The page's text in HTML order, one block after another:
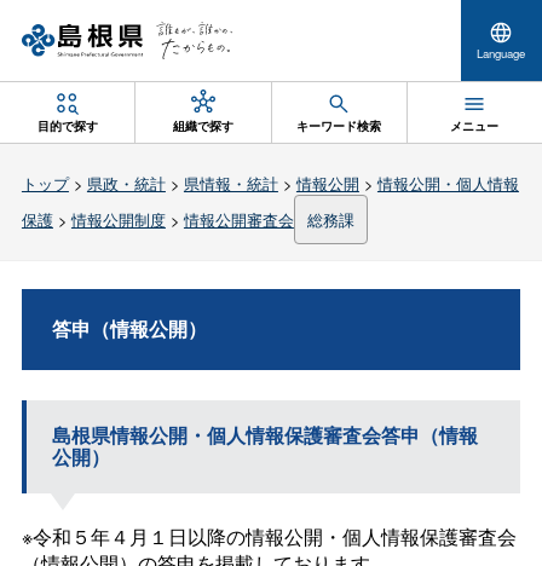
Language
目的で探す 組織で探す キーワード検索 メニュー
トップ> 県政・統計> 県情報・統計>情報公開 >情報公開・個人情報
保護>情報公開制度>情報公開審査会 総務課
答申（情報公開）
島根県情報公開・個人情報保護審査会答申（情報
公開）
※令和５年４月１日以降の情報公開・個人情報保護審査会